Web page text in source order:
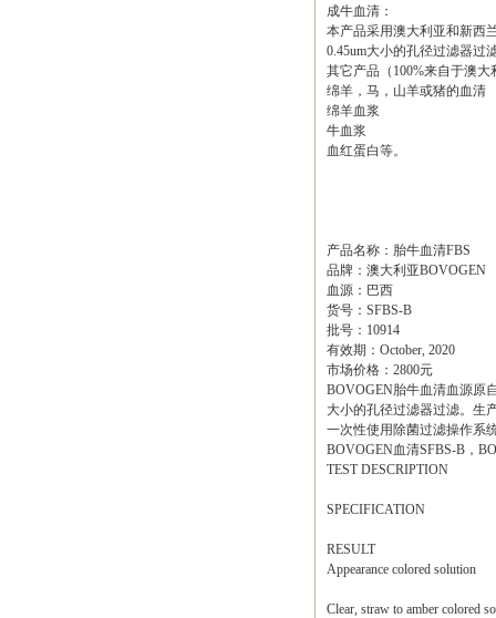
成牛血清：
本产品采用澳大利亚和新西
0.45um大小的孔径过滤器过
其它产品（100%来自于澳
绵羊，马，山羊或猪的血清
绵羊血浆
牛血浆
血红蛋白等。
产品名称：胎牛血清FBS
品牌：澳大利亚BOVOGEN
血源：巴西
货号：SFBS-B
批号：10914
有效期：October, 2020
市场价格：2800元
BOVOGEN胎牛血清血源原
大小的孔径过滤器过滤。生
一次性使用除菌过滤操作系
BOVOGEN血清SFBS-B，
TEST DESCRIPTION
SPECIFICATION
RESULT
Appearance colored solution
Clear, straw to amber colored